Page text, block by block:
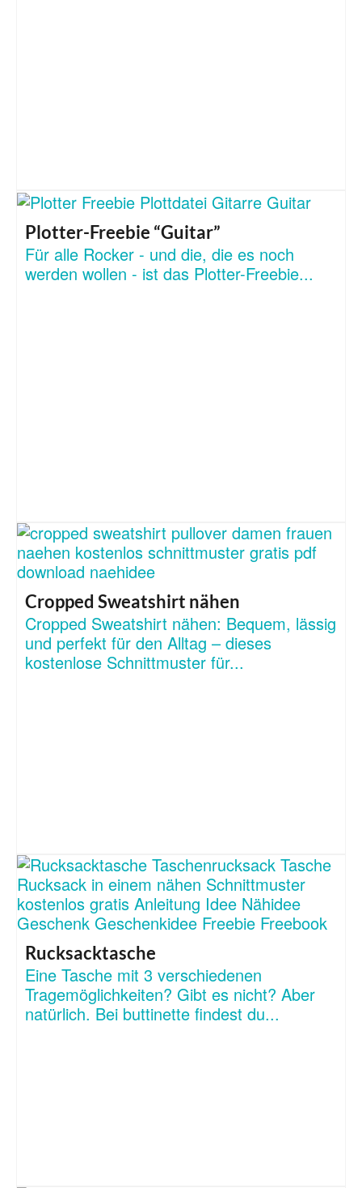
Plotter-Freebie “Guitar”
Für alle Rocker - und die, die es noch
werden wollen - ist das Plotter-Freebie...
Cropped Sweatshirt nähen
Cropped Sweatshirt nähen: Bequem, lässig
und perfekt für den Alltag – dieses
kostenlose Schnittmuster für...
Rucksacktasche
Eine Tasche mit 3 verschiedenen
Tragemöglichkeiten? Gibt es nicht? Aber
natürlich. Bei buttinette findest du...